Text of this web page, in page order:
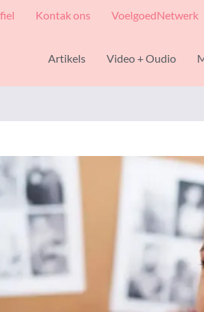
Kontak ons VoelgoedNetwerk
Artikels Video + Oudio